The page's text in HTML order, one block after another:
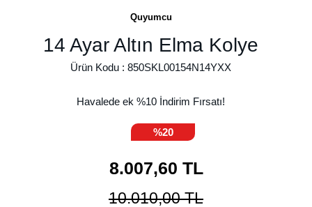
Quyumcu
14 Ayar Altın Elma Kolye
Ürün Kodu : 850SKL00154N14YXX
Havalede ek %10 İndirim Fırsatı!
%20
8.007,60 TL
10.010,00TL